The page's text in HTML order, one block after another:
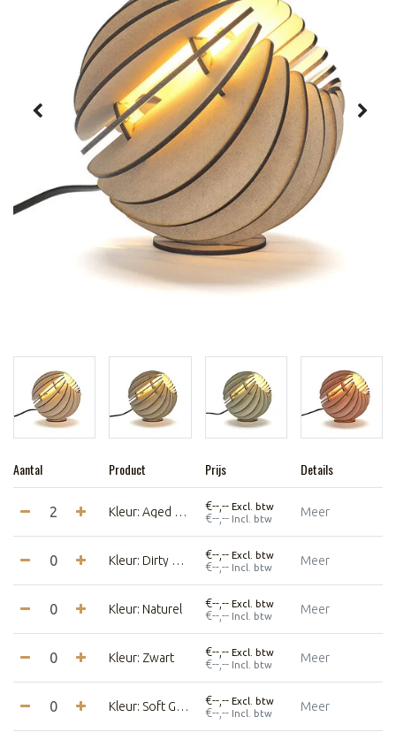
Aantal Product Prijs Details
Kleur: Aged Pink €--,-- Excl. btw
€--,-- Incl. btw Meer
Kleur: Dirty Mint €--,-- Excl. btw
€--,-- Incl. btw Meer
Kleur: Naturel €--,-- Excl. btw
€--,-- Incl. btw Meer
Kleur: Zwart €--,-- Excl. btw
€--,-- Incl. btw Meer
Kleur: Soft Grey €--,-- Excl. btw
€--,-- Incl. btw Meer